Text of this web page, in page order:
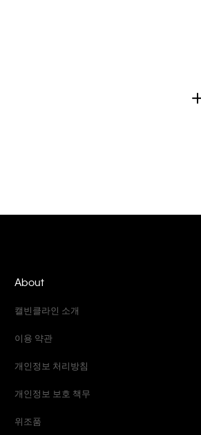
About
캘빈클라인 소개
이용 약관
개인정보 처리방침
개인정보 보호 책무
위조품